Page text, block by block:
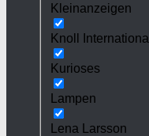
Kleinanzeigen
Knoll International
Kurioses
Lampen
Lena Larsson